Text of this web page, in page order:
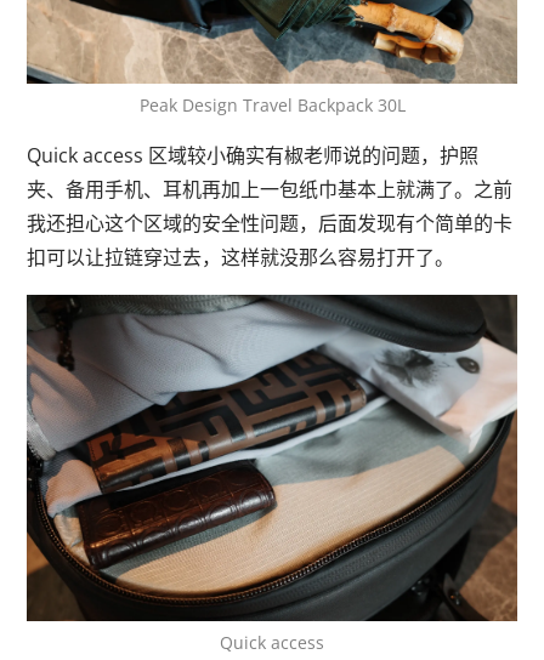
Peak Design Travel Backpack 30L
Quick access 区域较小确实有椒老师说的问题，护照
夹、备用手机、耳机再加上一包纸巾基本上就满了。之前
我还担心这个区域的安全性问题，后面发现有个简单的卡
扣可以让拉链穿过去，这样就没那么容易打开了。
Quick access